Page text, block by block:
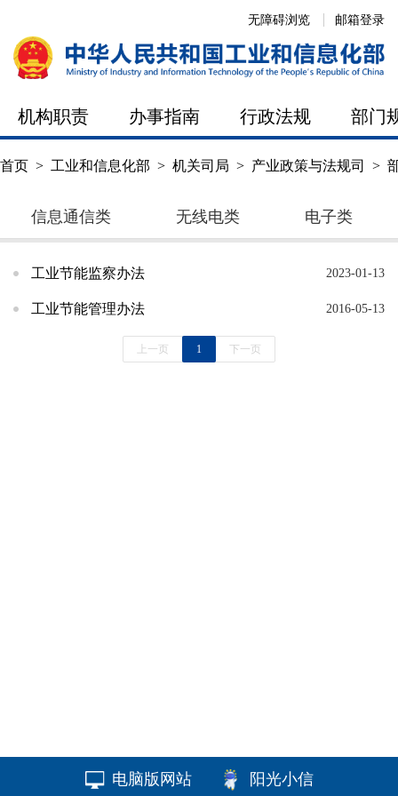
邮箱登录
无障碍浏览
机构职责 办事指南 行政法规 部门
首页 > 工业和信息化部 > 机关司局 > 产业政策与法规司 >
信息通信类 无线电类 电子类
工业节能监察办法 2023-01-13
工业节能管理办法 2016-05-13
上一页 1 下一页
电脑版网站 阳光小信